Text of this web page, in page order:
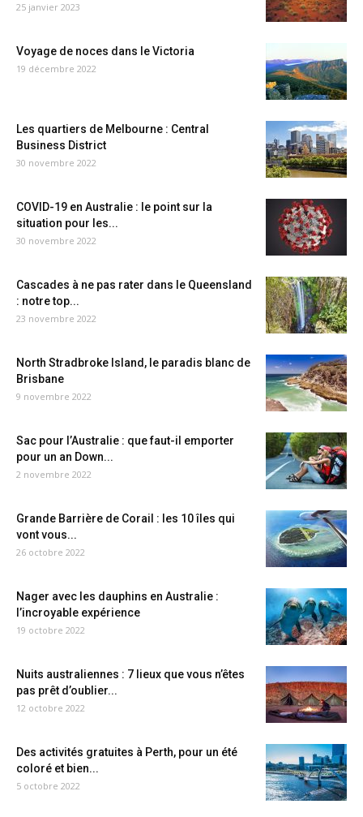
25 janvier 2023
Voyage de noces dans le Victoria
19 décembre 2022
Les quartiers de Melbourne : Central
Business District
30 novembre 2022
COVID-19 en Australie : le point sur la
situation pour les...
30 novembre 2022
Cascades à ne pas rater dans le Queensland
: notre top...
23 novembre 2022
North Stradbroke Island, le paradis blanc de
Brisbane
9 novembre 2022
Sac pour l’Australie : que faut-il emporter
pour un an Down...
2 novembre 2022
Grande Barrière de Corail : les 10 îles qui
vont vous...
26 octobre 2022
Nager avec les dauphins en Australie :
l’incroyable expérience
19 octobre 2022
Nuits australiennes : 7 lieux que vous n’êtes
pas prêt d’oublier...
12 octobre 2022
Des activités gratuites à Perth, pour un été
coloré et bien...
5 octobre 2022